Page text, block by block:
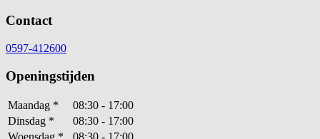
Contact
0597-412600
Openingstijden
Maandag *
08:30 - 17:00
Dinsdag *
08:30 - 17:00